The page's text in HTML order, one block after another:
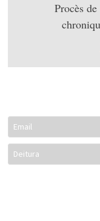
Procès